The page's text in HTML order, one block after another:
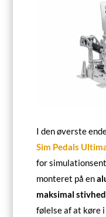
I den øverste
Sim Pedals
for
monteret på en
maksimal
følelse af at køre